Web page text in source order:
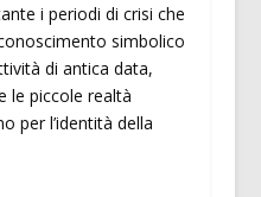
i periodi di crisi che
simbolico
di antica data,
le piccole realtà
per l’identità della